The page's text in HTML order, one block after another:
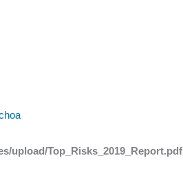
upload/Top_Risks_2019_Report.pdf